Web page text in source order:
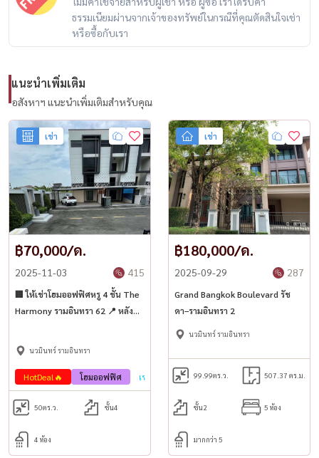
Corner house | Near the Pink Line | Parking for 3 cars
House number 19/21 (corner house, north direction) Position B7
Area 48.1 sq.w. | Usable area 305 sq.m. (excluding the side)
Width 8.8 m., depth 21.5 m.
▪︎3 bedrooms, 4 bathrooms
▪︎Floors 1 and 3 are suitable for offices
▪︎Floor 2: living and dining area
▪︎Floor 4: residential area
▪︎With internet, air conditioning, curtains, bar counter
•Carport roof + back of house
▪︎Can park 3 cars in the house
Excellent location:
☆ Intrarat Hospital 400 m.
☆ The Promenade 700 m.
☆ Ram Intra Ring Road 800 m.
ธรรมเนียมผ่านจากเจ้าของทรัพย์ในกรณีที่คุณตัดสินใจเช่า
หรือซื้อกับเรา
แนะนำเพิ่มเติม
อสังหาฯ แนะนำเพิ่มเติมสำหรับคุณ
เช่า
฿70,000/ด.
2025-11-03 415
🏢 ให้เช่าโฮมออฟฟิศหรู 4 ชั้น The
Harmony รามอินทรา 62 📍 หลังมุม
รถไฟฟ้าสีชมพู
นวมินทร์ รามอินทรา
HotDeal🔥 โฮมออฟฟิศ เช่า
50ตร.ว. ชั้น4
4 ห้อง
เช่า
฿180,000/ด.
2025-09-29 287
Grand Bangkok Boulevard รัช
ดา–รามอินทรา 2
นวมินทร์ รามอินทรา
99.99ตร.ว. 507.37 ตร.ม.
ชั้น2 5 ห้อง
มากกว่า 5